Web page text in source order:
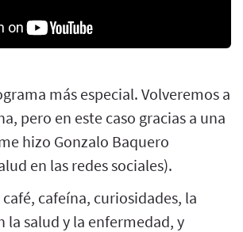
más especial. Volveremos a
pero en este caso gracias a una
hizo Gonzalo Baquero
en las redes sociales).
cafeína, curiosidades, la
la salud y la enfermedad, y